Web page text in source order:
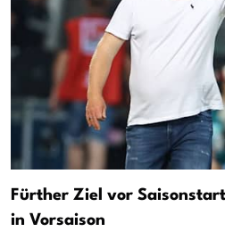
Fürther Ziel vor
in Vorsaison